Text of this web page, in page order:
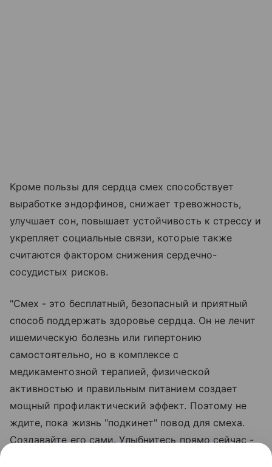
Кроме пользы для сердца смех способствует
выработке эндорфинов, снижает тревожность,
улучшает сон, повышает устойчивость к стрессу и
укрепляет социальные связи, которые также
считаются фактором снижения сердечно-
сосудистых рисков.
"Смех - это бесплатный, безопасный и приятный
способ поддержать здоровье сердца. Он не лечит
ишемическую болезнь или гипертонию
самостоятельно, но в комплексе с
медикаментозной терапией, физической
активностью и правильным питанием создает
мощный профилактический эффект. Поэтому не
ждите, пока жизнь "подкинет" повод для смеха.
Создавайте его сами. Улыбнитесь прямо сейчас -